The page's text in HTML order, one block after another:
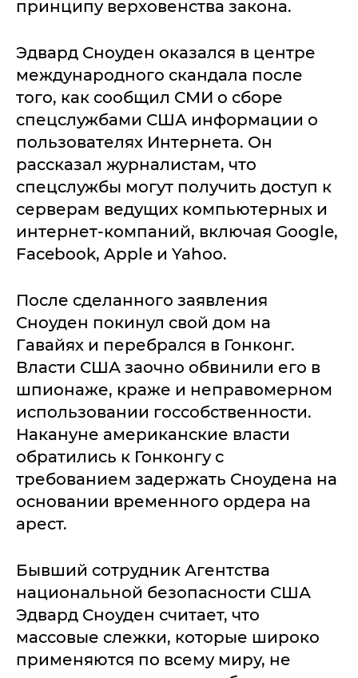
принципу верховенства закона.
Эдвард Сноуден оказался в центре
международного скандала после
того, как сообщил СМИ о сборе
спецслужбами США информации о
пользователях Интернета. Он
рассказал журналистам, что
спецслужбы могут получить доступ к
серверам ведущих компьютерных и
интернет-компаний, включая Google,
Facebook, Apple и Yahoo.
После сделанного заявления
Сноуден покинул свой дом на
Гавайях и перебрался в Гонконг.
Власти США заочно обвинили его в
шпионаже, краже и неправомерном
использовании госсобственности.
Накануне американские власти
обратились к Гонконгу с
требованием задержать Сноудена на
основании временного ордера на
арест.
Бывший сотрудник Агентства
национальной безопасности США
Эдвард Сноуден считает, что
массовые слежки, которые широко
применяются по всему миру, не